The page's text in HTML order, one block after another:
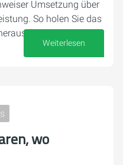
Umsetzung über
So holen Sie das
Weiterlesen
wo